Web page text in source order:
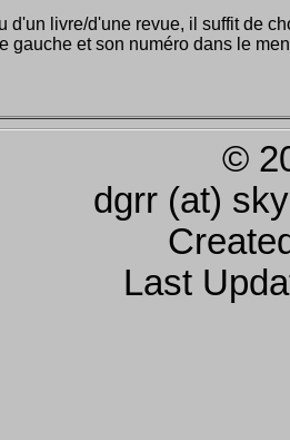
d'un livre/d'une revue, il suffit de
gauche et son numéro dans le
©
dgrr (at)
Last